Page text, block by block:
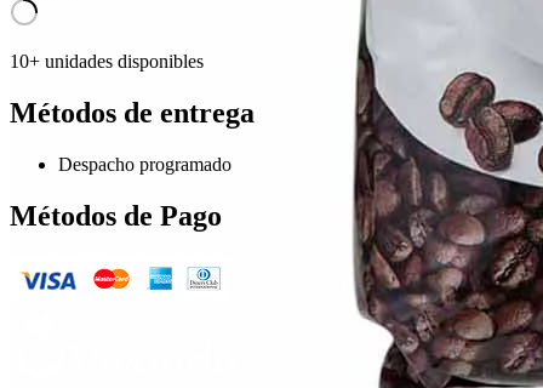
10+ unidades disponibles
Métodos de entrega
Despacho programado
Métodos de Pago